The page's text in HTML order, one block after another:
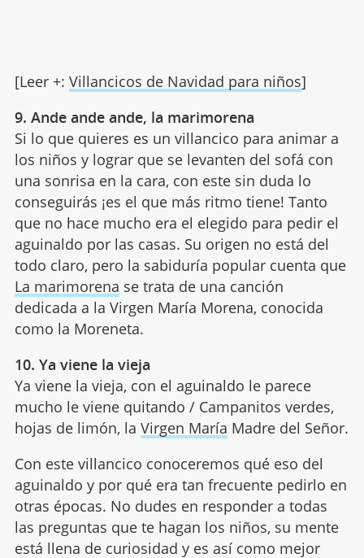
[Leer +: Villancicos de Navidad para niños]
9. Ande ande ande, la marimorena
Si lo que quieres es un villancico para animar a
los niños y lograr que se levanten del sofá con
una sonrisa en la cara, con este sin duda lo
conseguirás ¡es el que más ritmo tiene! Tanto
que no hace mucho era el elegido para pedir el
aguinaldo por las casas. Su origen no está del
todo claro, pero la sabiduría popular cuenta que
La marimorena se trata de una canción
dedicada a la Virgen María Morena, conocida
como la Moreneta.
10. Ya viene la vieja
Ya viene la vieja, con el aguinaldo le parece
mucho le viene quitando / Campanitos verdes,
hojas de limón, la Virgen María Madre del Señor.
Con este villancico conoceremos qué eso del
aguinaldo y por qué era tan frecuente pedirlo en
otras épocas. No dudes en responder a todas
las preguntas que te hagan los niños, su mente
está llena de curiosidad y es así como mejor